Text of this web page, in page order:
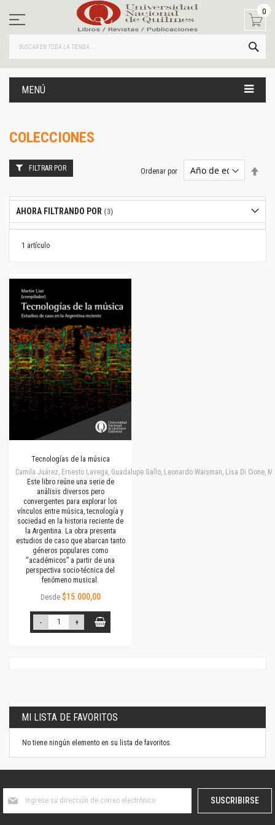
contenido
0
MENÚ
COLECCIONES
1 artículo
Ordenar por
Tecnologías de la música
Camila Juárez, Ernesto Lavega, Guadalupe Gallo, Leonardo Waisman, Lisa Di Cione,
Este libro reúne una serie de
análisis diversos pero
convergentes para explorar los
vínculos entre música, tecnología y
sociedad en la historia reciente de
la Argentina. La obra presenta
estudios de caso que abarcan tanto
géneros populares como
“académicos” a partir de una
perspectiva socio-técnica del
fenómeno musical.
Desde $15.000,00
- +
FILTRAR POR
AHORA FILTRANDO POR
MI LISTA DE FAVORITOS
No tiene ningún elemento en su lista de favoritos.
boletín
SUSCRIBIRSE